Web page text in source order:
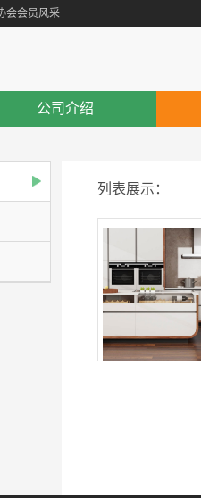
会会员风采
公司介绍
列表展示：